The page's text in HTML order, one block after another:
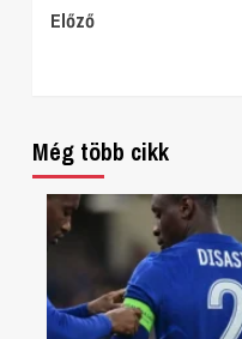
Continue
Előző
Még több cikk